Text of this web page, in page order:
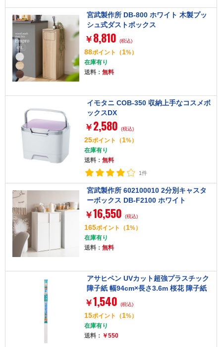
宮武製作所 DB-800 ホワイト 木製プッ
シュ式ダストボックス
￥ 8,810 (税込)
88ポイント （1%）
在庫有り
送料： 無料
イモタニ COB-350 収納上手なコスメボ
ックスDX
￥ 2,580 (税込)
25ポイント （1%）
在庫有り
送料： 無料
1件
宮武製作所 602100010 2分別キャスタ
ーボックス DB-F2100 ホワイト
￥16,550 (税込)
165ポイント （1%）
在庫有り
送料： 無料
アサヒペン UVカット超強プラスチック
障子紙 幅94cm×長さ3.6m 桜花 障子紙
約2枚分 両面テープ貼
￥1,540 (税込)
15ポイント （1%）
在庫有り
送料： ￥550